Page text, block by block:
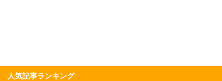
人気記事ランキング